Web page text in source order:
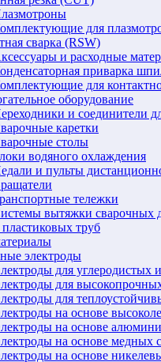
для
сварка (RSW)
и расходные
приварка
для
оборудование
и соединители
каретки
столы
водяного охлаждения
и пульты
тележки
вытяжки сварочных
труб
электроды
для углеродистых
для
для
на основе
на основе
на основе медных
на основе